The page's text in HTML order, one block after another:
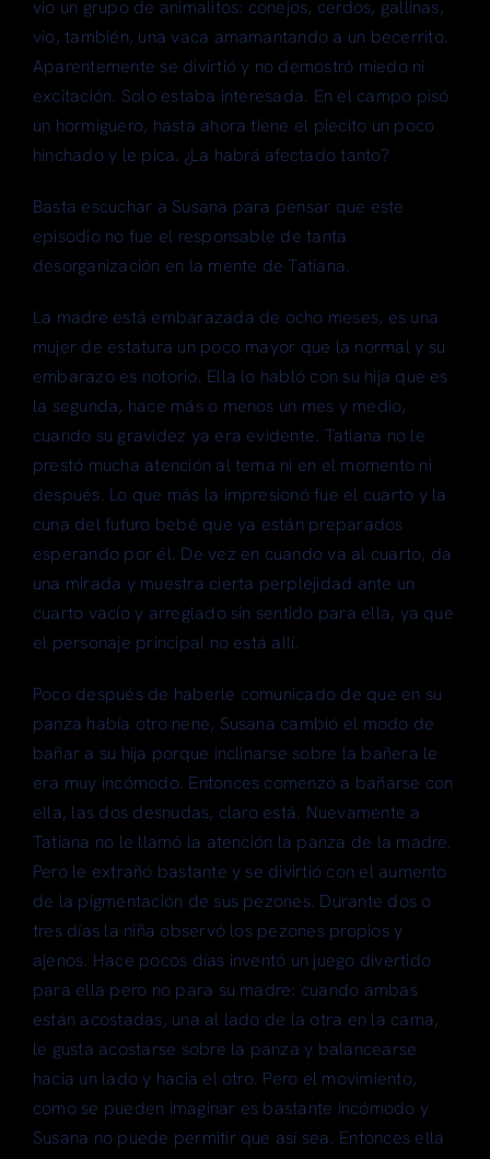
vio un grupo de animalitos: conejos, cerdos, gallinas,
vio, también, una vaca amamantando a un becerrito.
Aparentemente se divirtió y no demostró miedo ni
excitación. Solo estaba interesada. En el campo pisó
un hormiguero, hasta ahora tiene el piecito un poco
hinchado y le pica. ¿La habrá afectado tanto?
Basta escuchar a Susana para pensar que este
episodio no fue el responsable de tanta
desorganización en la mente de Tatiana.
La madre está embarazada de ocho meses, es una
mujer de estatura un poco mayor que la normal y su
embarazo es notorio. Ella lo habló con su hija que es
la segunda, hace más o menos un mes y medio,
cuando su gravidez ya era evidente. Tatiana no le
prestó mucha atención al tema ni en el momento ni
después. Lo que más la impresionó fue el cuarto y la
cuna del futuro bebé que ya están preparados
esperando por él. De vez en cuando va al cuarto, da
una mirada y muestra cierta perplejidad ante un
cuarto vacío y arreglado sin sentido para ella, ya que
el personaje principal no está allí.
Poco después de haberle comunicado de que en su
panza había otro nene, Susana cambió el modo de
bañar a su hija porque inclinarse sobre la bañera le
era muy incómodo. Entonces comenzó a bañarse con
ella, las dos desnudas, claro está. Nuevamente a
Tatiana no le llamó la atención la panza de la madre.
Pero le extrañó bastante y se divirtió con el aumento
de la pigmentación de sus pezones. Durante dos o
tres días la niña observó los pezones propios y
ajenos. Hace pocos días inventó un juego divertido
para ella pero no para su madre: cuando ambas
están acostadas, una al lado de la otra en la cama,
le gusta acostarse sobre la panza y balancearse
hacia un lado y hacia el otro. Pero el movimiento,
como se pueden imaginar es bastante incómodo y
Susana no puede permitir que así sea. Entonces ella